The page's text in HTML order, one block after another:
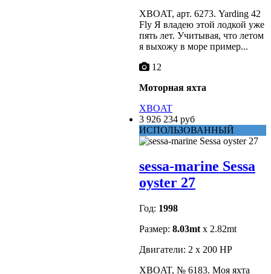
XBOAT, арт. 6273. Yarding 42
Fly Я владею этой лодкой уже
пять лет. Учитывая, что летом
я выхожу в море пример...
12
Моторная яхта
XBOAT
3 926 234 руб
ИСПОЛЬЗОВАННЫЙ
sessa-marine Sessa
oyster 27
Год: 1998
Размер: 8.03mt x 2.82mt
Двигатели: 2 x 200 HP
XBOAT, № 6183. Моя яхта